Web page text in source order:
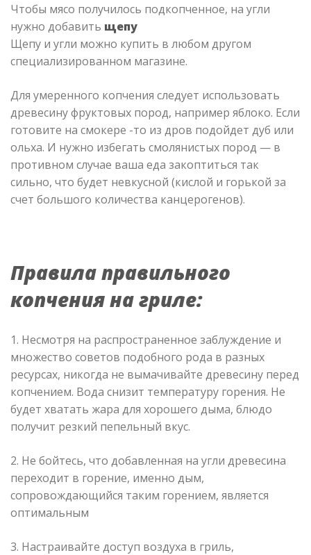
Чтобы мясо получилось подкопченное, на угли
нужно добавить щепу
Щепу и угли можно купить в любом другом
специализированном магазине.
Для умеренного копчения следует использовать
древесину фруктовых пород, например яблоко. Если
готовите на смокере -то из дров подойдет дуб или
ольха. И нужно избегать смолянистых пород — в
противном случае ваша еда закоптиться так
сильно, что будет невкусной (кислой и горькой за
счет большого количества канцерогенов).
Правила правильного
копчения на гриле:
1. Несмотря на распространенное заблуждение и
множество советов подобного рода в разных
ресурсах, никогда не вымачивайте древесину перед
копчением. Вода снизит температуру горения. Не
будет хватать жара для хорошего дыма, блюдо
получит резкий пепельный вкус.
2. Не бойтесь, что добавленная на угли древесина
переходит в горение, именно дым,
сопровождающийся таким горением, является
оптимальным
3. Настраивайте доступ воздуха в гриль,